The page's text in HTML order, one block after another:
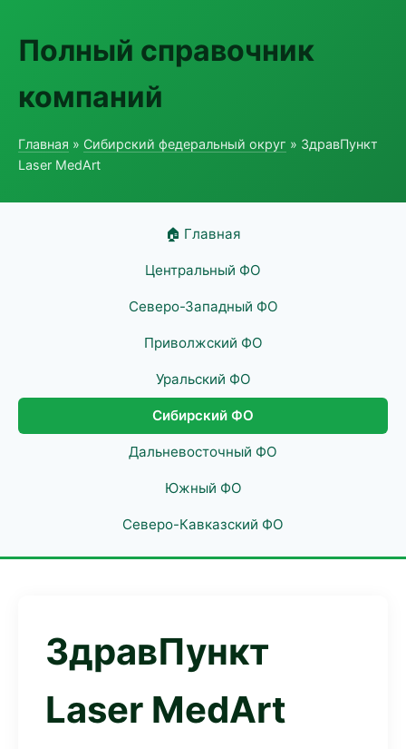
Полный справочник
компаний
Главная » Сибирский федеральный округ » ЗдравПункт
Laser MedArt
🏠 Главная
Центральный ФО
Северо-Западный ФО
Приволжский ФО
Уральский ФО
Сибирский ФО
Дальневосточный ФО
Южный ФО
Северо-Кавказский ФО
ЗдравПункт
Laser MedArt